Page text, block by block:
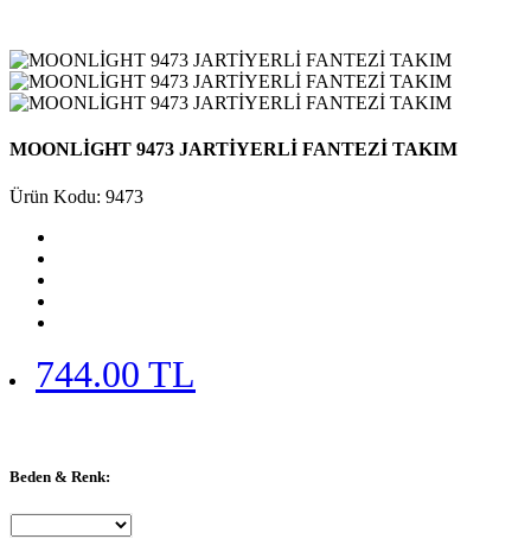
MOONLİGHT 9473 JARTİYERLİ FANTEZİ TAKIM
Ürün Kodu: 9473
744.00 TL
Beden & Renk: